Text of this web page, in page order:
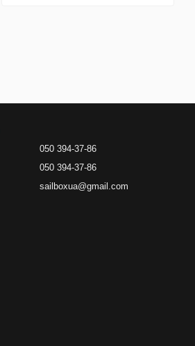
050 394-37-86
050 394-37-86
sailboxua@gmail.com